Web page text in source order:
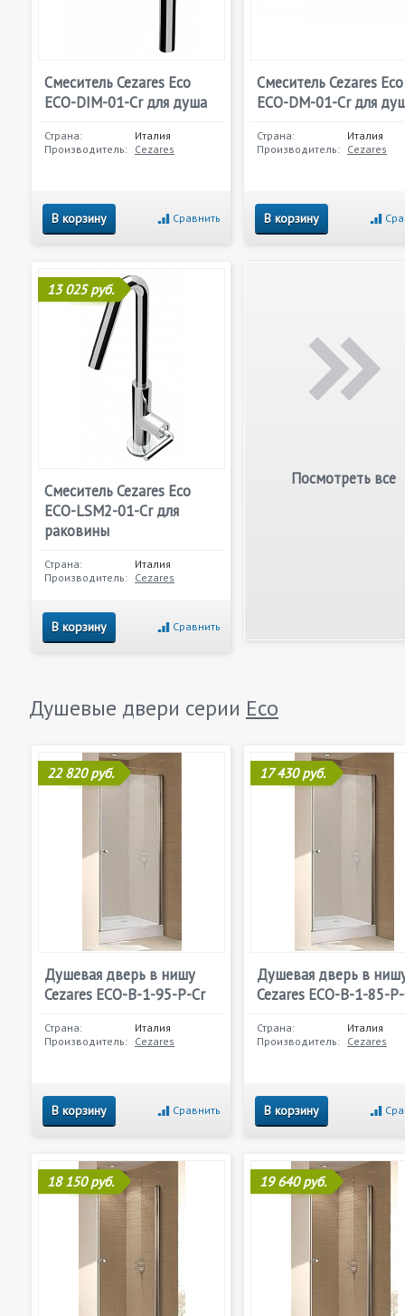
Смеситель Cezares Eco
ECO-DIM-01-Cr для душа
Страна:
Италия
Производитель: Cezares
В корзину Сравнить
Смеситель Cezares Eco
ECO-DM-01-Cr для
Страна:
Италия
Производитель: Cezares
В корзину
13 025 руб.
Смеситель Cezares Eco
ECO-LSM2-01-Cr для
раковины
Страна:
Италия
Производитель: Cezares
В корзину Сравнить
Посмотреть все
Душевые двери серии Eco
22 820 руб.
Душевая дверь в нишу
Cezares ECO-B-1-95-P-Cr
Страна:
Италия
Производитель: Cezares
В корзину Сравнить
17 430 руб.
Душевая дверь в
Cezares ECO-B-1-85-
Страна:
Италия
Производитель: Cezares
В корзину
18 150 руб. 19 640 руб.